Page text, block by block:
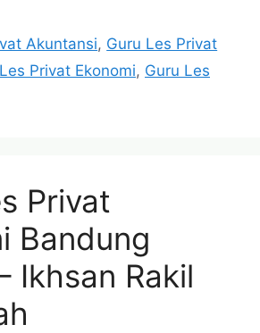
Akuntansi, Guru Les Privat
Privat Ekonomi, Guru Les
Privat
Bandung
Ikhsan Rakil